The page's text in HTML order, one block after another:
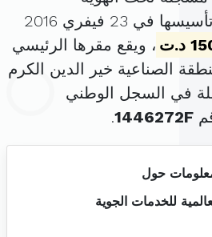
. تم تأسيسها في 23 فيفري 2016
د.ت
، ويقع مقرها الرئيسي
الصناعية خير الدين الكرم
في السجل الوطني
1446272F
.
حول
للخدمات الجوية